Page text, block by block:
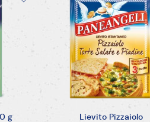
g Lievito Pizzaiolo